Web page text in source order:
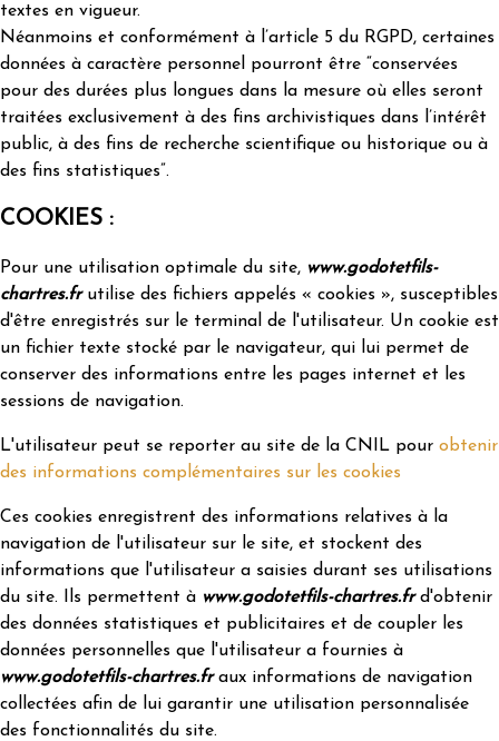
textes en vigueur.
Néanmoins et conformément à l’article 5 du RGPD, certaines
données à caractère personnel pourront être “conservées
pour des durées plus longues dans la mesure où elles seront
traitées exclusivement à des fins archivistiques dans l’intérêt
public, à des fins de recherche scientifique ou historique ou à
des fins statistiques”.
COOKIES :
Pour une utilisation optimale du site, www.godotetfils-
chartres.frutilise des fichiers appelés « cookies », susceptibles
d'être enregistrés sur le terminal de l'utilisateur. Un cookie est
un fichier texte stocké par le navigateur, qui lui permet de
conserver des informations entre les pages internet et les
sessions de navigation.
L'utilisateur peut se reporter au site de la CNIL pour obtenir
des informations complémentaires sur les cookies
Ces cookies enregistrent des informations relatives à la
navigation de l'utilisateur sur le site, et stockent des
informations que l'utilisateur a saisies durant ses utilisations
du site. Ils permettent à www.godotetfils-chartres.frd'obtenir
des données statistiques et publicitaires et de coupler les
données personnelles que l'utilisateur a fournies à
www.godotetfils-chartres.fraux informations de navigation
collectées afin de lui garantir une utilisation personnalisée
des fonctionnalités du site.